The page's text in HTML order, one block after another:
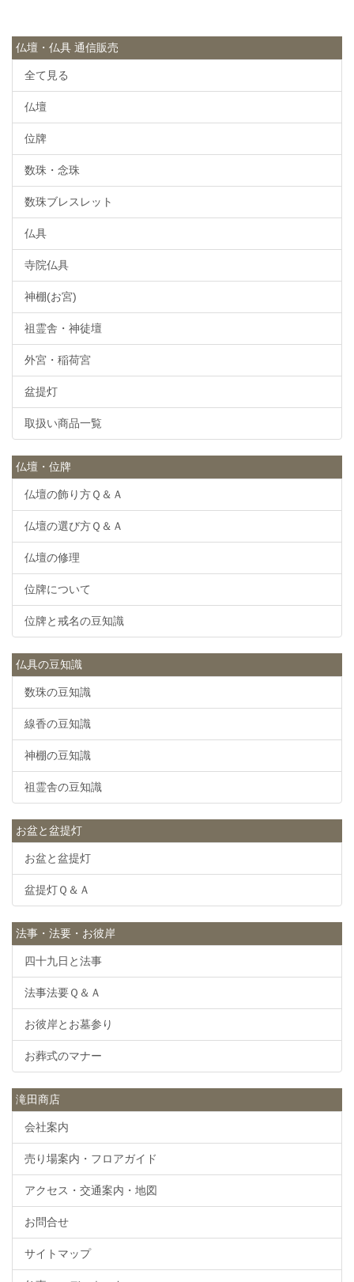
仏壇・仏具 通信販売
全て見る
仏壇
位牌
数珠・念珠
数珠ブレスレット
仏具
寺院仏具
神棚(お宮)
祖霊舎・神徒壇
外宮・稲荷宮
盆提灯
取扱い商品一覧
仏壇・位牌
仏壇の飾り方Ｑ＆Ａ
仏壇の選び方Ｑ＆Ａ
仏壇の修理
位牌について
位牌と戒名の豆知識
仏具の豆知識
数珠の豆知識
線香の豆知識
神棚の豆知識
祖霊舎の豆知識
お盆と盆提灯
お盆と盆提灯
盆提灯Ｑ＆Ａ
法事・法要・お彼岸
四十九日と法事
法事法要Ｑ＆Ａ
お彼岸とお墓参り
お葬式のマナー
滝田商店
会社案内
売り場案内・フロアガイド
アクセス・交通案内・地図
お問合せ
サイトマップ